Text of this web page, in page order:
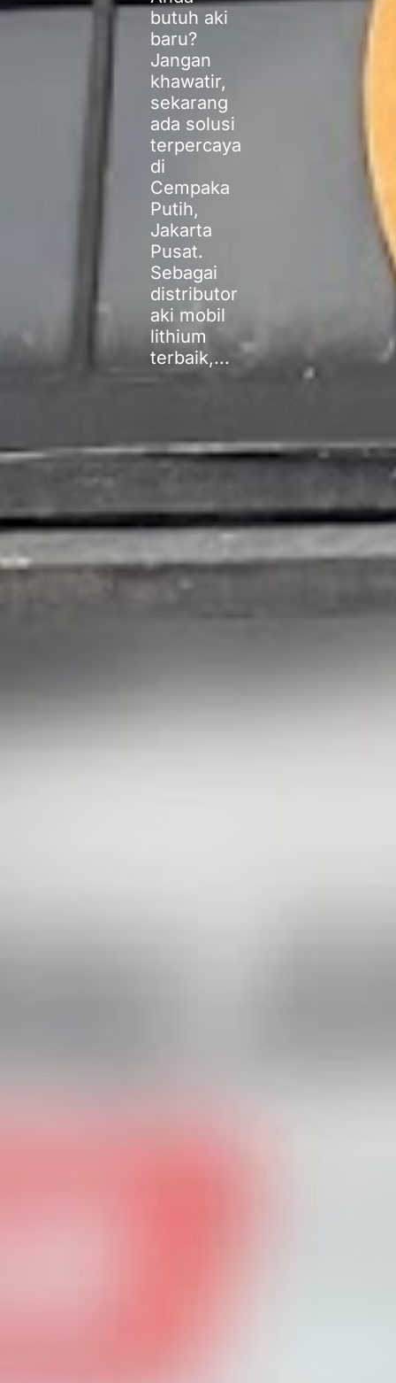
butuh aki
baru?
Jangan
khawatir,
sekarang
ada solusi
terpercaya
di
Cempaka
Putih,
Jakarta
Pusat.
Sebagai
distributor
aki mobil
lithium
terbaik,...